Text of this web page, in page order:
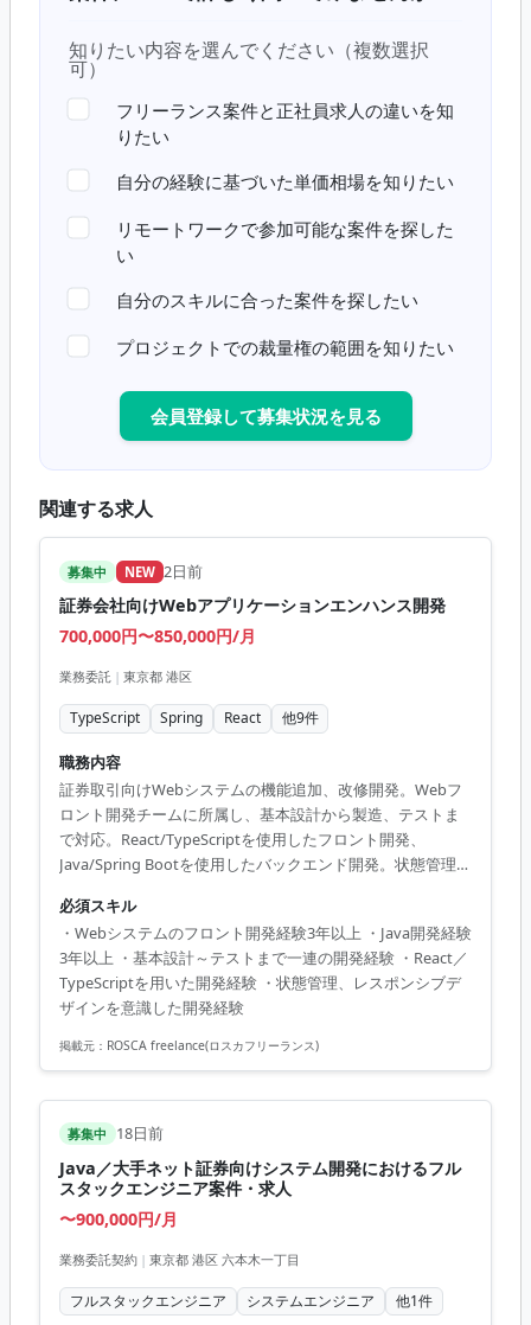
知りたい内容を選んでください（複数選択
可）
フリーランス案件と正社員求人の違いを知
りたい
自分の経験に基づいた単価相場を知りたい
リモートワークで参加可能な案件を探した
い
自分のスキルに合った案件を探したい
プロジェクトでの裁量権の範囲を知りたい
会員登録して募集状況を見る
関連する求人
募集中 NEW 2日前
証券会社向けWebアプリケーションエンハンス開発
700,000円〜850,000円/月
業務委託 | 東京都 港区
TypeScript Spring React 他9件
職務内容
証券取引向けWebシステムの機能追加、改修開発。Webフ
ロント開発チームに所属し、基本設計から製造、テストま
で対応。React/TypeScriptを使用したフロント開発、
Java/Spring Bootを使用したバックエンド開発。状態管理、
ーダーの場合はタスク見積、割振り、進捗管理、報告、レ
ビュー対応、メンバーサポートも担当。
必須スキル
・Webシステムのフロント開発経験3年以上 ・Java開発経験
3年以上 ・基本設計～テストまで一連の開発経験 ・React／
TypeScriptを用いた開発経験 ・状態管理、レスポンシブデ
ザインを意識した開発経験
掲載元： ROSCA freelance(ロスカフリーランス)
募集中 18日前
Java／大手ネット証券向けシステム開発におけるフル
スタックエンジニア案件・求人
〜900,000円/月
業務委託契約 | 東京都 港区 六本木一丁目
フルスタックエンジニア システムエンジニア 他1件